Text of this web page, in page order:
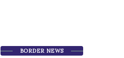
BORDER NEWS